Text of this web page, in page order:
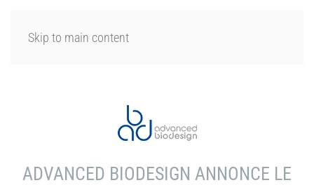
Skip to main content
ADVANCED BIODESIGN ANNONCE LE